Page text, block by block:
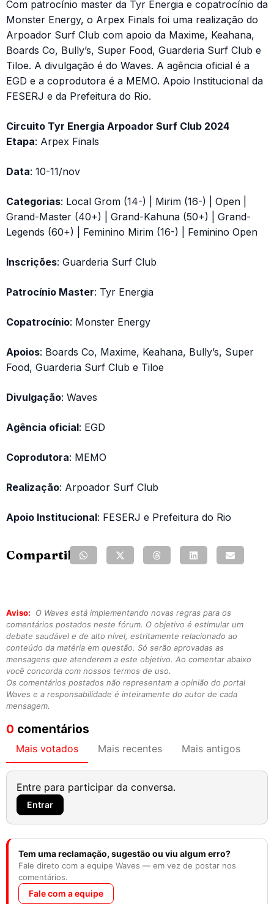
Com patrocínio master da Tyr Energia e copatrocínio da
Monster Energy, o Arpex Finals foi uma realização do
Arpoador Surf Club com apoio da Maxime, Keahana,
Boards Co, Bully’s, Super Food, Guarderia Surf Club e
Tiloe. A divulgação é do Waves. A agência oficial é a
EGD e a coprodutora é a MEMO. Apoio Institucional da
FESERJ e da Prefeitura do Rio.
Circuito Tyr Energia Arpoador Surf Club 2024
Etapa: Arpex Finals
Data: 10-11/nov
Categorias: Local Grom (14-) | Mirim (16-) | Open |
Grand-Master (40+) | Grand-Kahuna (50+) | Grand-
Legends (60+) | Feminino Mirim (16-) | Feminino Open
Inscrições: Guarderia Surf Club
Patrocínio Master: Tyr Energia
Copatrocínio: Monster Energy
Apoios: Boards Co, Maxime, Keahana, Bully’s, Super
Food, Guarderia Surf Club e Tiloe
Divulgação: Waves
Agência oficial: EGD
Coprodutora: MEMO
Realização: Arpoador Surf Club
Apoio Institucional: FESERJ e Prefeitura do Rio
Compartilhe:
Aviso:
O Waves está implementando novas regras para os
comentários postados neste fórum. O objetivo é estimular um
debate saudável e de alto nível, estritamente relacionado ao
conteúdo da matéria em questão. Só serão aprovadas as
mensagens que atenderem a este objetivo. Ao comentar abaixo
você concorda com nossos termos de uso.
Os comentários postados não representam a opinião do portal
Waves e a responsabilidade é inteiramente do autor de cada
mensagem.
0 comentários
Mais votados Mais recentes Mais antigos
Entre para participar da conversa.
Entrar
Tem uma reclamação, sugestão ou viu algum erro?
Fale direto com a equipe Waves — em vez de postar nos
comentários.
Fale com a equipe